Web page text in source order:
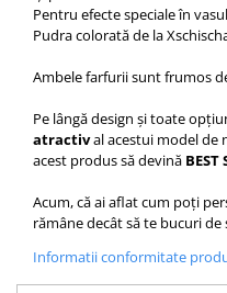
Pentru efecte speciale în
Pudra colorată de la
Ambele farfurii sunt frumos
Pe lângă design și toate
atractival acestui model de
acest produs să devină BEST
Acum, că ai aflat cum poți
rămâne decât să te bucuri de
Informatii conformitate